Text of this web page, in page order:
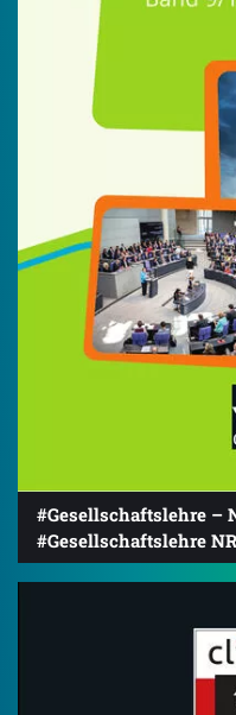
#Gesellschaftslehre –
#Gesellschaftslehre